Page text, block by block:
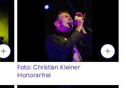
Foto: Christian Kleiner
Honorarfrei